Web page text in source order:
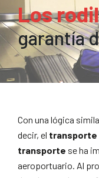
Los
garantía
Con una lógica
decir, el transporte
transporte se ha
aeroportuario. Al